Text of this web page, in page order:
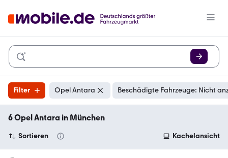
Filter Opel Antara Beschädigte Fahrzeuge: Nicht
6 Opel Antara in München
Sortieren Kachelansicht